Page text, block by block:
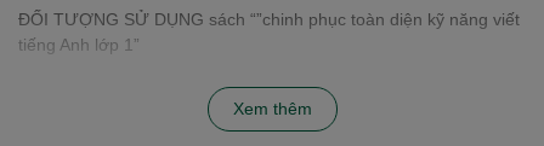
ĐỐI TƯỢNG SỬ DỤNG sách “”chinh phục toàn diện kỹ năng viết
tiếng Anh lớp 1”
– Phụ huynh sử dụng để con luyện tập thêm ở nhà.
Xem thêm